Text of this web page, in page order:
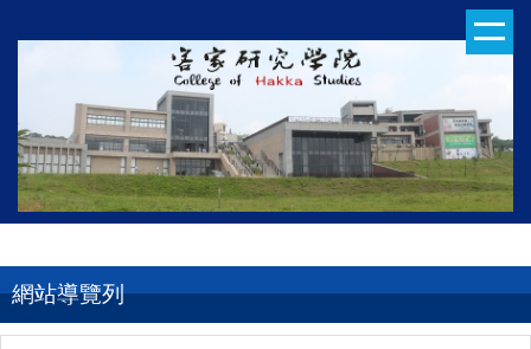
到
內
容
區
網站導覽列